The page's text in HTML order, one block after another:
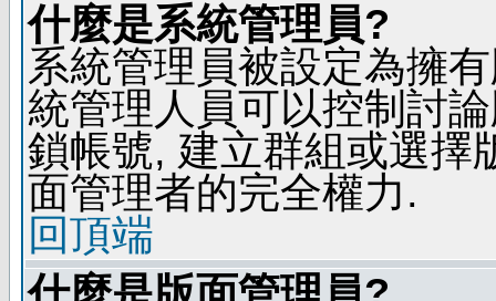
什麼是系統管理員?
系統管理員被設定為擁
統管理人員可以控制討
鎖帳號, 建立群組或選擇
面管理者的完全權力.
回頂端